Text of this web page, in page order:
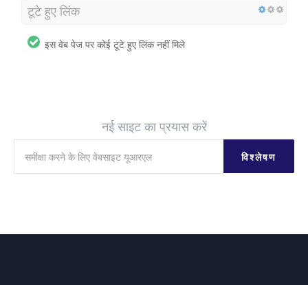
टूटे हुए लिंक
इस वेब पेज पर कोई टूटे हुए लिंक नहीं मिले
नई साइट का प्रयास करें
विश्लेषण